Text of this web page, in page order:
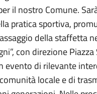
il nostro Comune.
pratica sportiva,
della staffetta
con direzione
evento di rilevante
locale e di